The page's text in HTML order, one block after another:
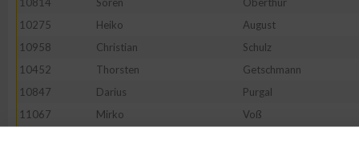
10275
Heiko August
10958
Christian Schulz
10452
Thorsten Getschmann
10847
Darius Purgal
11067
Mirko Voß